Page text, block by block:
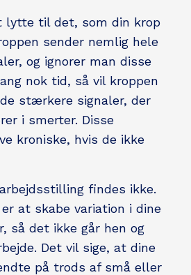
lytte til det, som din krop
sender nemlig hele
og ignorer man disse
nok tid, så vil kroppen
stærkere signaler, der
i smerter. Disse
kroniske, hvis de ikke
findes ikke.
at skabe variation i dine
så det ikke går hen og
Det vil sige, at dine
på trods af små eller